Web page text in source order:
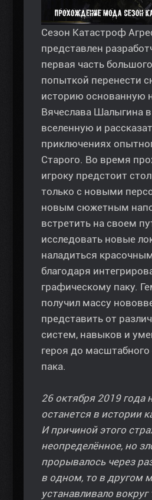
Сезон Катастроф
представлен
первая часть
попыткой перенести
историю основанную
Вячеслава Шалыгина
вселенную и
приключениях
Старого. Во время
игроку предстоит
только с новыми
новым сюжетным
встретить на своем
исследовать новые
наладиться
благодаря
графическому паку.
получил массу
представить от
систем, навыков и
героя до
пака.
26 октября 2019 года
останется в истории
И причиной этого
неопределённое, но
прорывалось через
в одном, то в другом
устанавливало